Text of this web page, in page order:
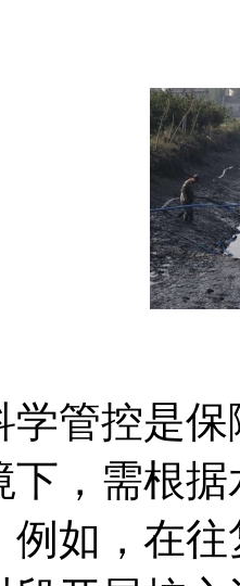
学管控是
下，需根
例如，在